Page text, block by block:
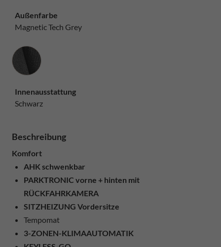
Außenfarbe
Magnetic Tech Grey
Innenausstattung
Innenausstattung
Schwarz
Beschreibung
Komfort
AHK schwenkbar
PARKTRONIC vorne + hinten mit
RÜCKFAHRKAMERA
SITZHEIZUNG Vordersitze
Tempomat
3-ZONEN-KLIMAAUTOMATIK